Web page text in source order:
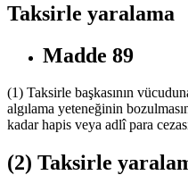
Taksirle yaralama
Madde 89
(1) Taksirle başkasının
algılama yeteneğinin
kadar hapis veya adlî para
(2) Taksirle